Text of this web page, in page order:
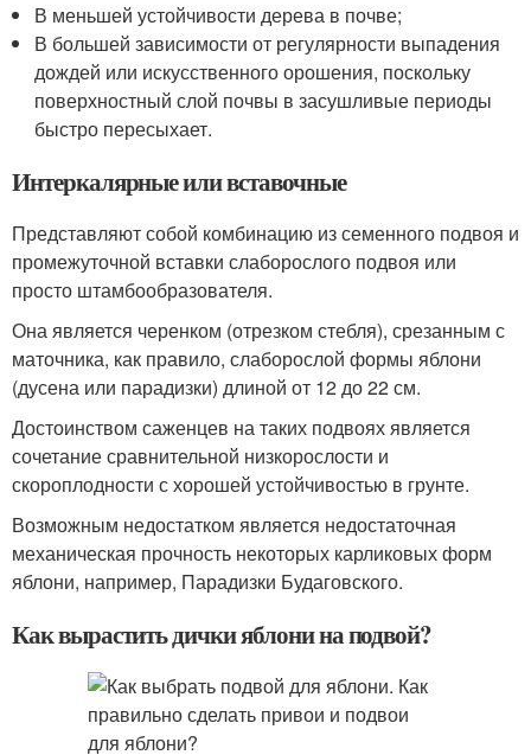
В меньшей устойчивости дерева в почве;
В большей зависимости от регулярности выпадения
дождей или искусственного орошения, поскольку
поверхностный слой почвы в засушливые периоды
быстро пересыхает.
Интеркалярные или вставочные
Представляют собой комбинацию из семенного подвоя и
промежуточной вставки слаборослого подвоя или
просто штамбообразователя.
Она является черенком (отрезком стебля), срезанным с
маточника, как правило, слаборослой формы яблони
(дусена или парадизки) длиной от 12 до 22 см.
Достоинством саженцев на таких подвоях является
сочетание сравнительной низкорослости и
скороплодности с хорошей устойчивостью в грунте.
Возможным недостатком является недостаточная
механическая прочность некоторых карликовых форм
яблони, например, Парадизки Будаговского.
Как вырастить дички яблони на подвой?